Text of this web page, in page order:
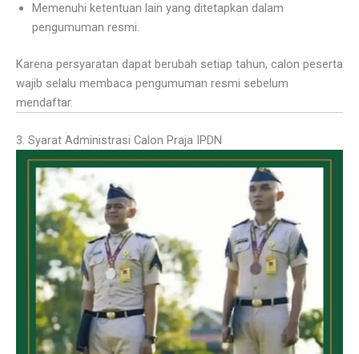
Memenuhi ketentuan lain yang ditetapkan dalam
pengumuman resmi.
Karena persyaratan dapat berubah setiap tahun, calon peserta
wajib selalu membaca pengumuman resmi sebelum
mendaftar.
3. Syarat Administrasi Calon Praja IPDN